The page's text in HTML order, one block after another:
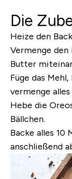
Die
Heize den
Vermenge
Butter
Füge das
vermenge
Hebe die
Bällchen.
Backe alles 10
anschließend